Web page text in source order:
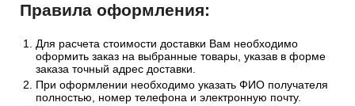
Правила оформления:
Для расчета стоимости доставки Вам необходимо
оформить заказ на выбранные товары, указав в форме
заказа точный адрес доставки.
При оформлении необходимо указать ФИО получателя
полностью, номер телефона и электронную почту.